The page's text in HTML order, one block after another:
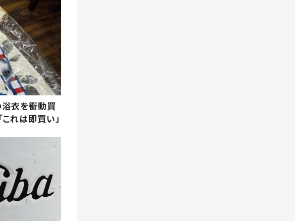
浴衣を衝動買
れは即買い」